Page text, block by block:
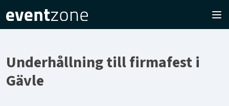
Underhållning till firmafest i
Gävle